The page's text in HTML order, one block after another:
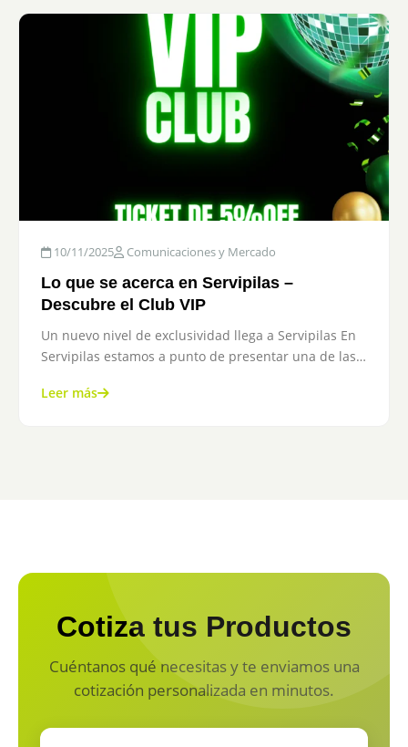
10/11/2025 Comunicaciones y Mercado
Lo que se acerca en Servipilas –
Descubre el Club VIP
Un nuevo nivel de exclusividad llega a Servipilas En
Servipilas estamos a punto de presentar una de las…
Leer más
Cotiza tus Productos
Cuéntanos qué necesitas y te enviamos una
cotización personalizada en minutos.